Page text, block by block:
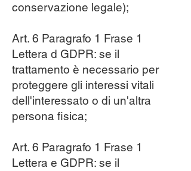
conservazione legale);
Art. 6 Paragrafo 1 Frase 1
Lettera d GDPR: se il
trattamento è necessario per
proteggere gli interessi vitali
dell'interessato o di un'altra
persona fisica;
Art. 6 Paragrafo 1 Frase 1
Lettera e GDPR: se il